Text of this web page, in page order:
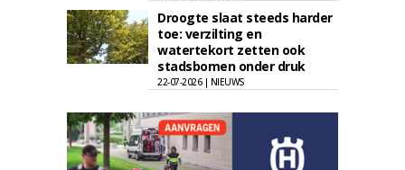
Droogte slaat steeds harder
toe: verzilting en
watertekort zetten ook
stadsbomen onder druk
22-07-2026 | NIEUWS